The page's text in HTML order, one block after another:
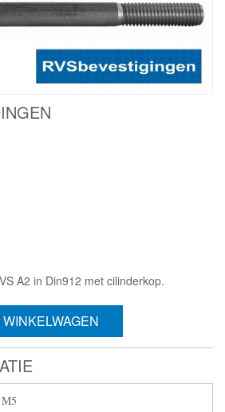
A2 in Din912 met cilinderkop.
WINKELWAGEN
M5